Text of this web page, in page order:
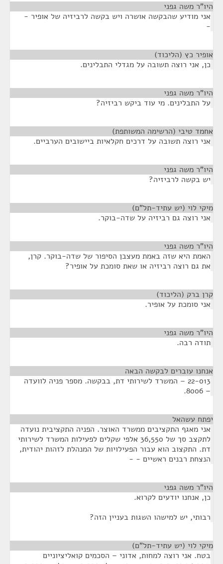
היו"ר משה גפני
אני מודיע שהבקשה אושרה ויש בקשה לרביזיה של אופיר -
-
אופיר כץ (הליכוד)
כן, אני רוצה תשובה על מגדלי התבלינים.
היו"ר משה גפני
על התבלינים. מי עוד ביקש רביזיה?
אחמד טיבי (הרשימה המשותפת)
אני רוצה תשובה על דרכים חקלאיות ביישובים הערביים.
היו"ר משה גפני
יש בקשה לרביזיה?
מיקי לוי (יש עתיד-תל"ם)
אני רוצה גם רביזיה על שדה-בוקר.
היו"ר משה גפני
האמת היא שזה באמת מעצבן הסיפור של שדה-בוקר. קרן,
את גם רוצה רביזיה או שאת סומכת על אופיר?
קרן ברק (הליכוד)
אני סומכת על אופיר.
היו"ר משה גפני
תודה רבה.
אנחנו עוברים לבקשה הבאה
22-013 – המשרד לשירותי דת, בבקשה. מספר פניה לוועדה
– 8006.
יפתח עשהאל
אני מאגף התקציבים ממשרד האוצר. הפניה התקציבית נועדה
לתקצב סך של 36,550 אלפי שקלים לפעילות המשרד לשירותי
דת. התקצוב הוא עבור הפעילויות של המנהלת לזהות יהודית,
הנצחת רבנים ראשיים - -
היו"ר משה גפני
כן, אנחנו יודעים לקרוא.
רבותי, יש למישהו השגות בעניין הזה?
מיקי לוי (יש עתיד-תל"ם)
בטח. אני רוצה למחות, אדוני – הסכמים קואליציוניים